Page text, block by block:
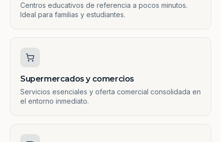
Centros educativos de referencia a pocos minutos.
Ideal para familias y estudiantes.
Supermercados y comercios
Servicios esenciales y oferta comercial consolidada en
el entorno inmediato.